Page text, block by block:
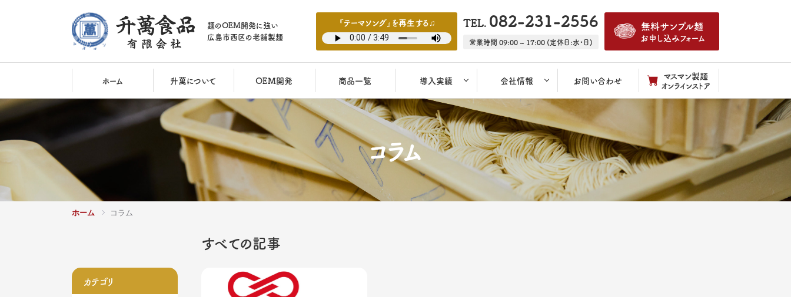
麺のOEM開発に強い
広島市西区の老舗製麺
『テーマソング』を再生する♫ TEL. 082-231-2556
営業時間 09:00 ~ 17:00 (定休日:水・日)
無料サンプル麺
お申し込みフォーム
ホーム 升萬について OEM開発 商品一覧 導入実績 会社情報 お問い合わせ マスマン製麺
オンラインストア
コラム
ホーム コラム
すべての記事
カテゴリ